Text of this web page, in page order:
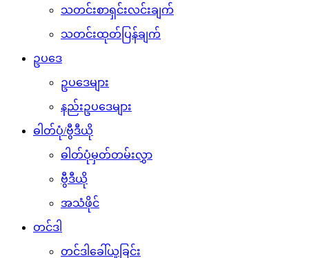
သတင်းစာရှင်းလင်းချက်
သတင်းထုတ်ပြန်ချက်
ဥပဒေ
ဥပဒေများ
နည်းဥပဒေများ
ဓါတ်ပုံ/ဗွီဒီယို
ဓါတ်ပုံမှတ်တမ်းလွှာ
ဗွီဒီယို
အသံဖိုင်
တင်ဒါ
တင်ဒါခေါ်ယူခြင်း